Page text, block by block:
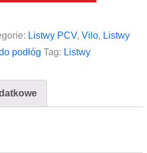
Listwy PCV, Vilo, Listwy
podłóg Tag: Listwy